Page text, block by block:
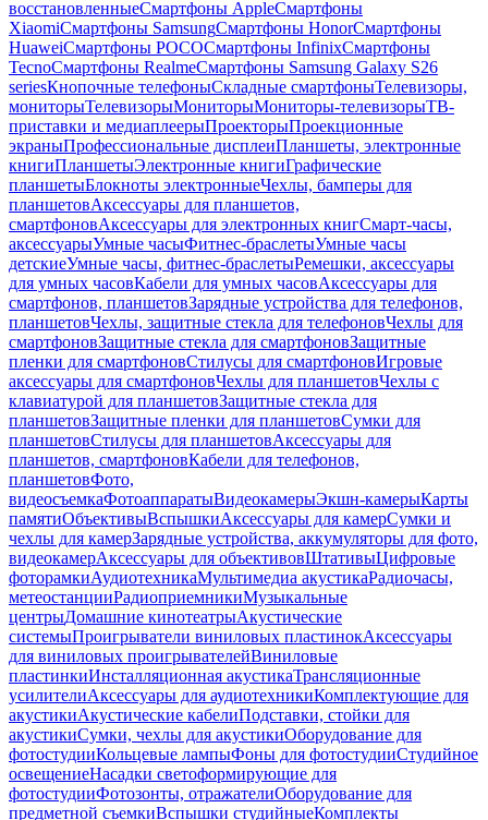
восстановленныеСмартфоны AppleСмартфоны
XiaomiСмартфоны SamsungСмартфоны HonorСмартфоны
HuaweiСмартфоны POCOСмартфоны InfinixСмартфоны
TecnoСмартфоны RealmeСмартфоны Samsung Galaxy S26
seriesКнопочные телефоныСкладные смартфоныТелевизоры,
мониторыТелевизорыМониторыМониторы-телевизорыТВ-
приставки и медиаплеерыПроекторыПроекционные
экраныПрофессиональные дисплеиПланшеты, электронные
книгиПланшетыЭлектронные книгиГрафические
планшетыБлокноты электронныеЧехлы, бамперы для
планшетовАксессуары для планшетов,
смартфоновАксессуары для электронных книгСмарт-часы,
аксессуарыУмные часыФитнес-браслетыУмные часы
детскиеУмные часы, фитнес-браслетыРемешки, аксессуары
для умных часовКабели для умных часовАксессуары для
смартфонов, планшетовЗарядные устройства для телефонов,
планшетовЧехлы, защитные стекла для телефоновЧехлы для
смартфоновЗащитные стекла для смартфоновЗащитные
пленки для смартфоновСтилусы для смартфоновИгровые
аксессуары для смартфоновЧехлы для планшетовЧехлы с
клавиатурой для планшетовЗащитные стекла для
планшетовЗащитные пленки для планшетовСумки для
планшетовСтилусы для планшетовАксессуары для
планшетов, смартфоновКабели для телефонов,
планшетовФото,
видеосъемкаФотоаппаратыВидеокамерыЭкшн-камерыКарты
памятиОбъективыВспышкиАксессуары для камерСумки и
чехлы для камерЗарядные устройства, аккумуляторы для фото,
видеокамерАксессуары для объективовШтативыЦифровые
фоторамкиАудиотехникаМультимедиа акустикаРадиочасы,
метеостанцииРадиоприемникиМузыкальные
центрыДомашние кинотеатрыАкустические
системыПроигрыватели виниловых пластинокАксессуары
для виниловых проигрывателейВиниловые
пластинкиИнсталляционная акустикаТрансляционные
усилителиАксессуары для аудиотехникиКомплектующие для
акустикиАкустические кабелиПодставки, стойки для
акустикиСумки, чехлы для акустикиОборудование для
фотостудииКольцевые лампыФоны для фотостудииСтудийное
освещениеНасадки светоформирующие для
фотостудииФотозонты, отражателиОборудование для
предметной съемкиВспышки студийныеКомплекты